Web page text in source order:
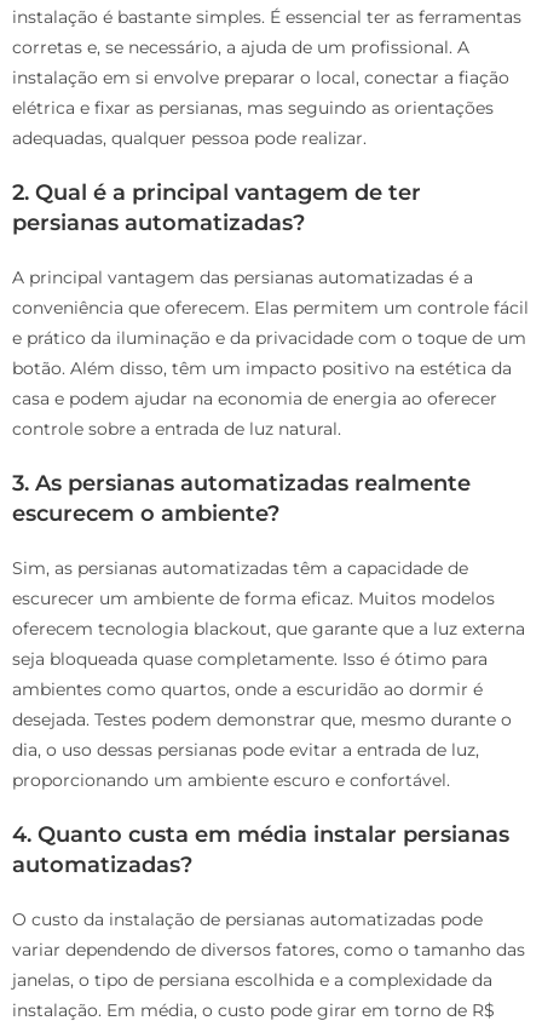
instalação é bastante simples. É essencial ter as ferramentas
corretas e, se necessário, a ajuda de um profissional. A
instalação em si envolve preparar o local, conectar a fiação
elétrica e fixar as persianas, mas seguindo as orientações
adequadas, qualquer pessoa pode realizar.
2. Qual é a principal vantagem de ter
persianas automatizadas?
A principal vantagem das persianas automatizadas é a
conveniência que oferecem. Elas permitem um controle fácil
e prático da iluminação e da privacidade com o toque de um
botão. Além disso, têm um impacto positivo na estética da
casa e podem ajudar na economia de energia ao oferecer
controle sobre a entrada de luz natural.
3. As persianas automatizadas realmente
escurecem o ambiente?
Sim, as persianas automatizadas têm a capacidade de
escurecer um ambiente de forma eficaz. Muitos modelos
oferecem tecnologia blackout, que garante que a luz externa
seja bloqueada quase completamente. Isso é ótimo para
ambientes como quartos, onde a escuridão ao dormir é
desejada. Testes podem demonstrar que, mesmo durante o
dia, o uso dessas persianas pode evitar a entrada de luz,
proporcionando um ambiente escuro e confortável.
4. Quanto custa em média instalar persianas
automatizadas?
O custo da instalação de persianas automatizadas pode
variar dependendo de diversos fatores, como o tamanho das
janelas, o tipo de persiana escolhida e a complexidade da
instalação. Em média, o custo pode girar em torno de R$